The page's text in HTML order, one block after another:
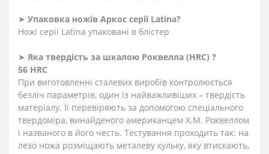
➤ Упаковка ножів Аркос серіїLatina?
Ножі серії Latina упаковані в блістер
➤ Яка твердість за шкалою Роквелла (HRC) ?
56 HRC
При виготовленні сталевих виробів контролюється
безліч параметрів, один із найважливіших – твердість
матеріалу. Її перевіряють за допомогою спеціального
твердоміра, винайденого американцем Х.М. Роквеллом
і названого в його честь. Тестування проходить так: на
лезо ножа розміщають металеву кульку, яку втискають,